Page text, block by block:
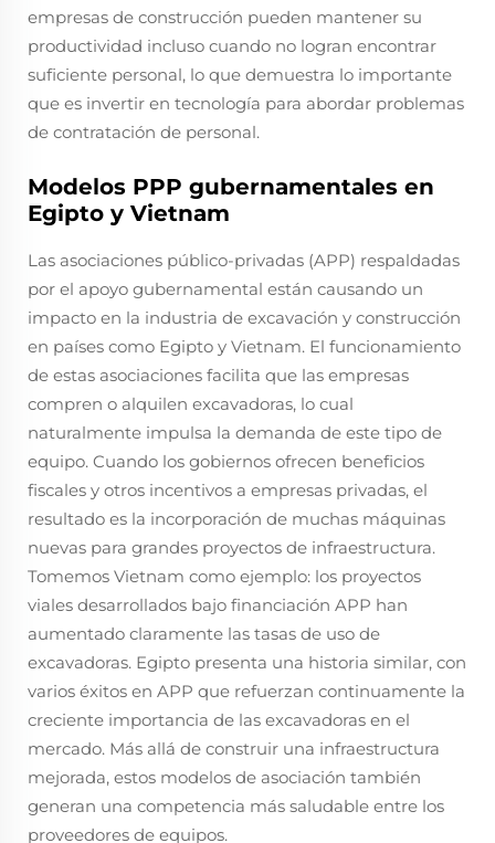
empresas de construcción pueden mantener su
productividad incluso cuando no logran encontrar
suficiente personal, lo que demuestra lo importante
que es invertir en tecnología para abordar problemas
de contratación de personal.
Modelos PPP gubernamentales en
Egipto y Vietnam
Las asociaciones público-privadas (APP) respaldadas
por el apoyo gubernamental están causando un
impacto en la industria de excavación y construcción
en países como Egipto y Vietnam. El funcionamiento
de estas asociaciones facilita que las empresas
compren o alquilen excavadoras, lo cual
naturalmente impulsa la demanda de este tipo de
equipo. Cuando los gobiernos ofrecen beneficios
fiscales y otros incentivos a empresas privadas, el
resultado es la incorporación de muchas máquinas
nuevas para grandes proyectos de infraestructura.
Tomemos Vietnam como ejemplo: los proyectos
viales desarrollados bajo financiación APP han
aumentado claramente las tasas de uso de
excavadoras. Egipto presenta una historia similar, con
varios éxitos en APP que refuerzan continuamente la
creciente importancia de las excavadoras en el
mercado. Más allá de construir una infraestructura
mejorada, estos modelos de asociación también
generan una competencia más saludable entre los
proveedores de equipos.